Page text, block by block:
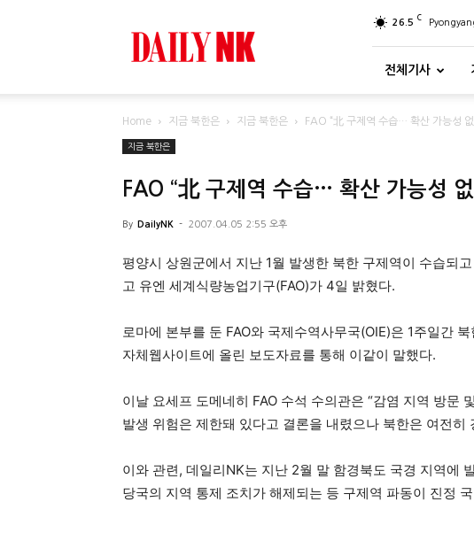
26.5 C
전체기사
Home 지금 북한은 지금 북한은 FAO “北 구제역 수습… 확산 가능성
지금 북한은
FAO “北 구제역 수습… 확산 가능성
By DailyNK - 2007.04.05 2:55 오후
평양시 상원군에서 지난 1월 발생한 북한 구제역이 수습되
고 유엔 세계식량농업기구(FAO)가 4일 밝혔다.
로마에 본부를 둔 FAO와 국제수역사무국(OIE)은 1주일간
자체웹사이트에 올린 보도자료를 통해 이같이 말했다.
이날 요세프 도메네히 FAO 수석 수의관은 “감염 지역 방문
발생 위험은 제한돼 있다고 결론을 내렸으나 북한은 여전히
이와 관련, 데일리NK는 지난 2월 말 함경북도 국경 지역에
당국의 지역 통제 조치가 해제되는 등 구제역 파동이 진정